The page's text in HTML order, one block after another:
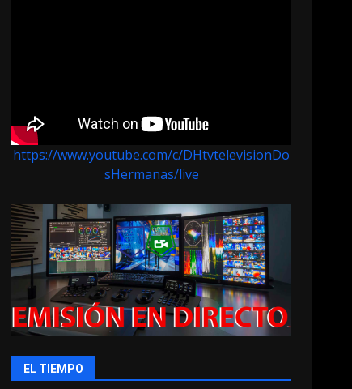
https://www.youtube.com/c/DHtvtelevisionDo
sHermanas/live
EL TIEMPO